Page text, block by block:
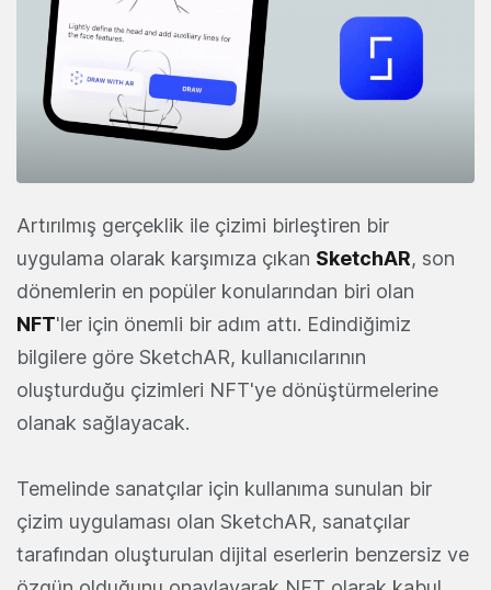
Artırılmış gerçeklik ile çizimi birleştiren bir
uygulama olarak karşımıza çıkan SketchAR, son
dönemlerin en popüler konularından biri olan
NFT'ler için önemli bir adım attı. Edindiğimiz
bilgilere göre SketchAR, kullanıcılarının
oluşturduğu çizimleri NFT'ye dönüştürmelerine
olanak sağlayacak.
Temelinde sanatçılar için kullanıma sunulan bir
çizim uygulaması olan SketchAR, sanatçılar
tarafından oluşturulan dijital eserlerin benzersiz ve